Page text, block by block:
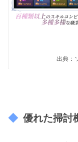
出典：
優れた掃討